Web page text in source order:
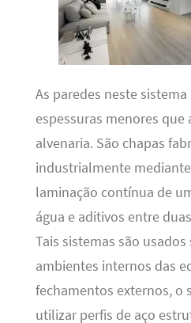
As paredes neste
espessuras menores que
alvenaria. São chapas
industrialmente
laminação contínua de
água e aditivos entre
Tais sistemas são
ambientes internos das
fechamentos externos, o
utilizar perfis de aço